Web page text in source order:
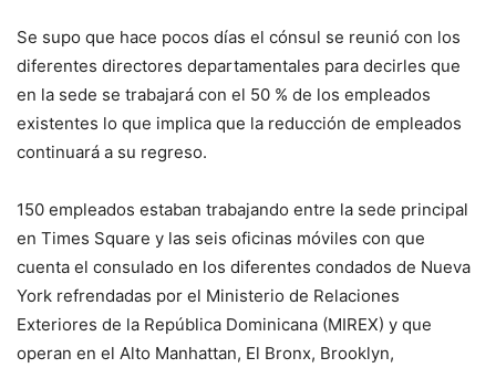
Se supo que hace pocos días el cónsul se reunió con los
diferentes directores departamentales para decirles que
en la sede se trabajará con el 50 % de los empleados
existentes lo que implica que la reducción de empleados
continuará a su regreso.
150 empleados estaban trabajando entre la sede principal
en Times Square y las seis oficinas móviles con que
cuenta el consulado en los diferentes condados de Nueva
York refrendadas por el Ministerio de Relaciones
Exteriores de la República Dominicana (MIREX) y que
operan en el Alto Manhattan, El Bronx, Brooklyn,